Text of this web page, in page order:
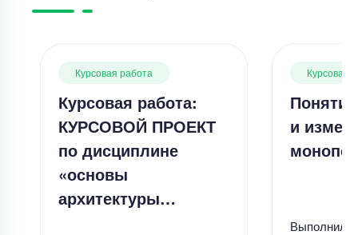
Курсовая работа
Курсовая работа:
КУРСОВОЙ ПРОЕКТ
по дисциплине
«основы
архитектуры…
Курсовая
и
Выполнил